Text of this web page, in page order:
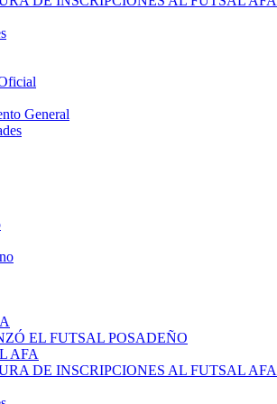
General
EL FUTSAL POSADEÑO
AFA
DE INSCRIPCIONES AL FUTSAL